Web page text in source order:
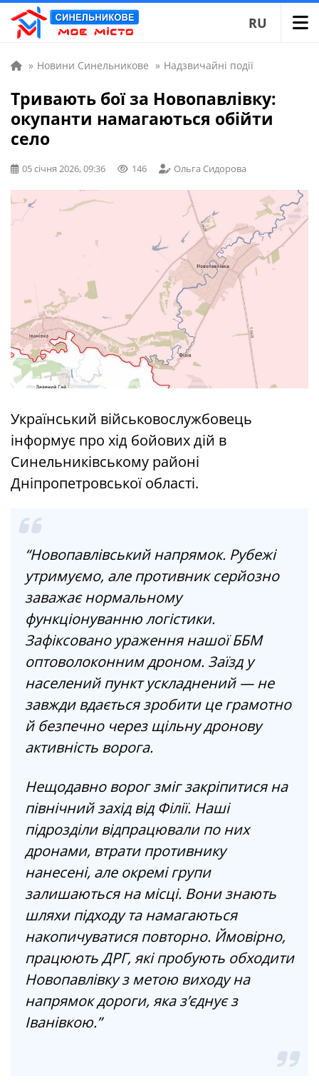
RU
» Новини Синельникове » Надзвичайні події
Тривають бої за Новопавлівку:
окупанти намагаються обійти
село
05 січня 2026, 09:36 146 Ольга Сидорова
Український військовослужбовець
інформує про хід бойових дій в
Синельниківському районі
Дніпропетровської області.
“Новопавлівський напрямок. Рубежі
утримуємо, але противник серйозно
заважає нормальному
функціонуванню логістики.
Зафіксовано ураження нашої ББМ
оптоволоконним дроном. Заїзд у
населений пункт ускладнений — не
завжди вдається зробити це грамотно
й безпечно через щільну дронову
активність ворога.
Нещодавно ворог зміг закріпитися на
північний захід від Філії. Наші
підрозділи відпрацювали по них
дронами, втрати противнику
нанесені, але окремі групи
залишаються на місці. Вони знають
шляхи підходу та намагаються
накопичуватися повторно. Ймовірно,
працюють ДРГ, які пробують обходити
Новопавлівку з метою виходу на
напрямок дороги, яка з’єднує з
Іванівкою.”